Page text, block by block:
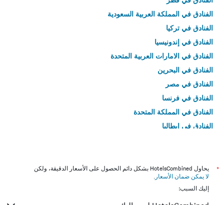
الفنادق في المملكة العربية السعودية
الفنادق في تركيا
الفنادق في إندونيسيا
الفنادق في الامارات العربية المتحدة
الفنادق في البحرين
الفنادق في مصر
الفنادق في فرنسا
الفنادق في المملكة المتحدة
الفنادق في إيطاليا
*
يحاول HotelsCombined بشكل دائم الحصول على الأسعار الدقيقة، ولكن
لا يمكن ضمان الأسعار .
إليك السبب: